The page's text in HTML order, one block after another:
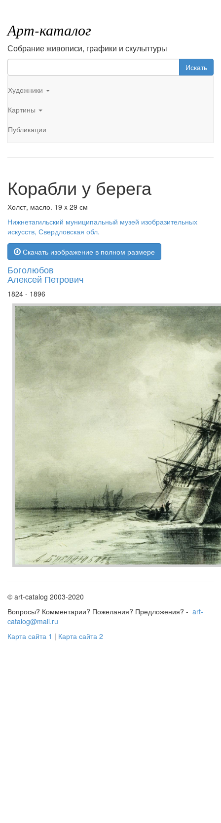
Арт-каталог
Собрание живописи, графики и скульптуры
Искать
Художники
Картины
Публикации
Корабли у берега
Холст, масло. 19 x 29 см
Нижнетагильский муниципальный музей изобразительных
искусств, Свердловская обл.
Скачать изображение в полном размере
Боголюбов
Алексей Петрович
1824 - 1896
© art-catalog 2003-2020
Вопросы? Комментарии? Пожелания? Предложения? - art-
catalog@mail.ru
Карта сайта 1 | Карта сайта 2